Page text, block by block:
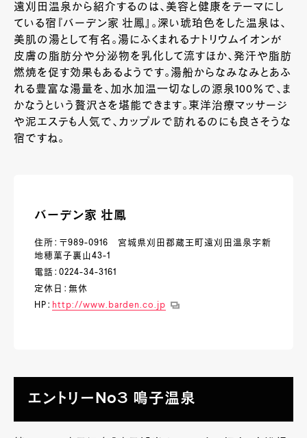
遠刈田温泉から紹介するのは、美容と健康をテーマにし
ている宿『バーデン家 壮鳳』。深い琥珀色をした温泉は、
美肌の湯として有名。湯にふくまれるナトリウムイオンが
皮膚の脂肪分や分泌物を乳化して流すほか、発汗や脂肪
燃焼を促す効果もあるようです。湯船からなみなみとあふ
れる豊富な湯量を、加水加温一切なしの源泉100％で、ま
かなうという贅沢さを堪能できます。東洋治療マッサージ
や泥エステも人気で、カップルで訪れるのにも良さそうな
宿ですね。
バーデン家 壮鳳
住所：〒989-0916 宮城県刈田郡蔵王町遠刈田温泉字新
地穂菓子裏山43-1
電話：0224-34-3161
定休日：無休
HP： http://www.barden.co.jp
エントリーNo３ 鳴子温泉